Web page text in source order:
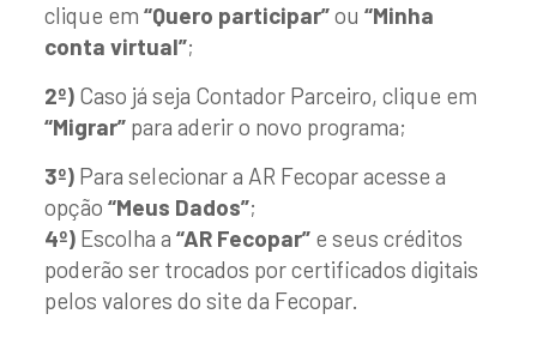
clique em “Quero participar”ou “Minha
conta virtual”;
2º)Caso já seja Contador Parceiro, clique em
“Migrar”para aderir o novo programa;
3º)Para selecionar a AR Fecopar acesse a
opção “Meus Dados”;
4º)Escolha a “AR Fecopar”e seus créditos
poderão ser trocados por certificados digitais
pelos valores do site da Fecopar.